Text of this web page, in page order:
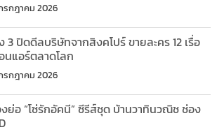
รกฎาคม 2026
3 ปิดดีลบริษัทจากสิงคโปร์ ขายละคร 12 เรื่อ
นแอร์ตลาดโลก
รกฎาคม 2026
งย่อ “โซ่รักอัคนี” ซีรีส์ชุด บ้านวาทินวณิช ช่อง